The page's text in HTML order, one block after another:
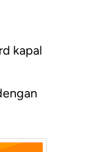
kapal